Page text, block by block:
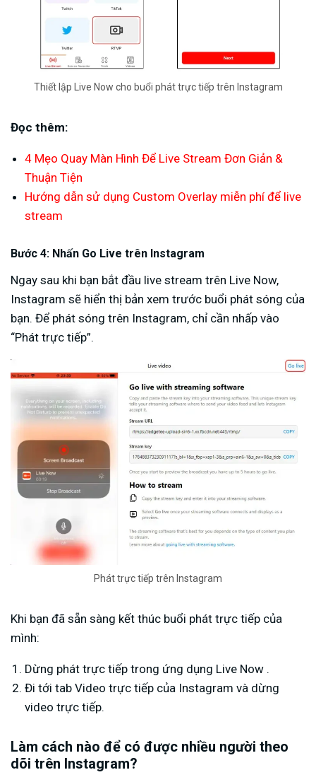
Thiết lập Live Now cho buổi phát trực tiếp trên Instagram
Đọc thêm:
4 Mẹo Quay Màn Hình Để Live Stream Đơn Giản &
Thuận Tiện
Hướng dẫn sử dụng Custom Overlay miễn phí để live
stream
Bước 4: Nhấn Go Live trên Instagram
Ngay sau khi bạn bắt đầu live stream trên Live Now,
Instagram sẽ hiển thị bản xem trước buổi phát sóng của
bạn. Để phát sóng trên Instagram, chỉ cần nhấp vào
“Phát trực tiếp”.
Phát trực tiếp trên Instagram
Khi bạn đã sẵn sàng kết thúc buổi phát trực tiếp của
mình:
Dừng phát trực tiếp trong ứng dụng Live Now .
Đi tới tab Video trực tiếp của Instagram và dừng
video trực tiếp.
Làm cách nào để có được nhiều người theo
dõi trên Instagram?